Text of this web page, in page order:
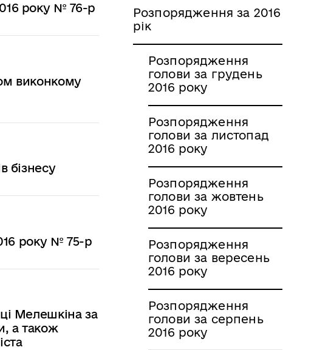
року № 76-р
виконкому
бізнесу
року № 75-р
Мелешкіна за
а також
Розпорядження за 2016
рік
Розпорядження
голови за грудень
2016 року
Розпорядження
голови за листопад
2016 року
Розпорядження
голови за жовтень
2016 року
Розпорядження
голови за вересень
2016 року
Розпорядження
голови за серпень
2016 року